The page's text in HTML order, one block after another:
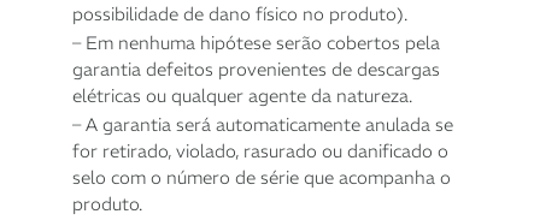
possibilidade de dano físico no produto).
– Em nenhuma hipótese serão cobertos pela
garantia defeitos provenientes de descargas
elétricas ou qualquer agente da natureza.
– A garantia será automaticamente anulada se
for retirado, violado, rasurado ou danificado o
selo com o número de série que acompanha o
produto.